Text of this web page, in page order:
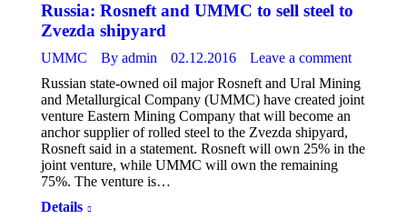
Russia: Rosneft and UMMC to sell steel to
Zvezda shipyard
UMMC By admin 02.12.2016
Leave a comment
Russian state-owned oil major Rosneft and Ural Mining
and Metallurgical Company (UMMC) have created joint
venture Eastern Mining Company that will become an
anchor supplier of rolled steel to the Zvezda shipyard,
Rosneft said in a statement. Rosneft will own 25% in the
joint venture, while UMMC will own the remaining
75%. The venture is…
Details